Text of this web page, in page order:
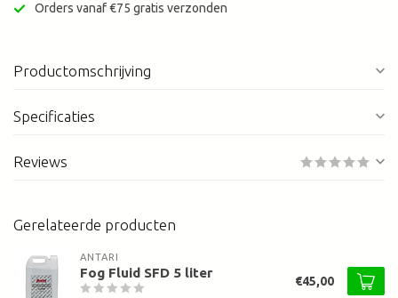
Orders vanaf €75 gratis verzonden
Productomschrijving
Specificaties
Reviews
Gerelateerde producten
ANTARI
Fog Fluid SFD 5 liter
€45,00